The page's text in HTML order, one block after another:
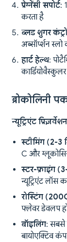
प्रेग्नेंसी सपोर्ट:
करता है
ब्लड शुगर
अब्सॉर्प्शन स्लो
हार्ट हेल्थ:
ब्रोकोलिनी
न्यूट्रिएंट
स्टीमिंग (2-3
C और
स्टर-फ्राइंग
न्यूट्रिएंट लॉस
रोस्टिंग
फ्लेवर डेवलप
बॉइलिंग: सबसे
बायोएक्टिव